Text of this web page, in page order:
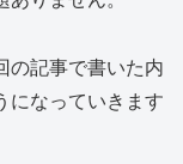
の記事で書いた内
になっていきます